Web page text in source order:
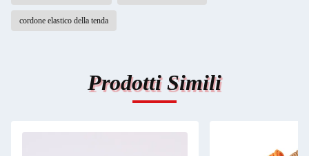
cordone elastico della tenda
Prodotti Simili